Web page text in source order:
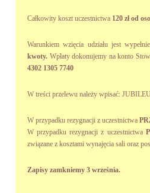
Całkowity koszt uczestnictwa 120 zł od
Warunkiem wzięcia udziału jest
kwoty. Wpłaty dokonujemy na konto
4302 1305 7740
W treści przelewu należy wpisać:
W przypadku rezygnacji z uczestnictwa
W przypadku rezygnacji z uczestnictwa
związane z kosztami wynajęcia sali oraz
Zapisy zamkniemy 3 września.